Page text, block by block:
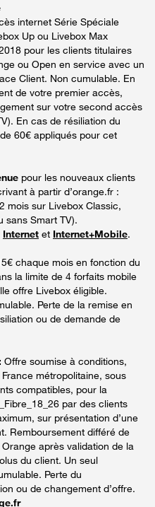
internet Série Spéciale
Up ou Livebox Max
pour les clients titulaires
ou Open en service avec un
Client. Non cumulable. En
de votre premier accès,
sur votre second accès
En cas de résiliation du
60€ appliqués pour cet
pour les nouveaux clients
à partir d’orange.fr :
mois sur Livebox Classic,
sans Smart TV).
Internet et Internet+Mobile.
chaque mois en fonction du
la limite de 4 forfaits mobile
offre Livebox éligible.
Perte de la remise en
ou de demande de
Offre soumise à conditions,
métropolitaine, sous
compatibles, pour la
par des clients
sur présentation d’une
Remboursement différé de
après validation de la
du client. Un seul
Perte du
ou de changement d’offre.